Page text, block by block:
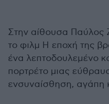
Στην αίθουσα Παύλος
το φιλμ Η εποχή της
ένα λεπτοδουλεμένο
πορτρέτο μιας
ενσυναίσθηση, αγάπη